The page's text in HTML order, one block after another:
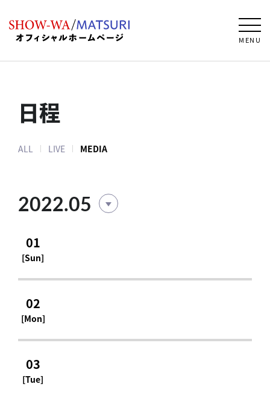
MENU
日程
ALL LIVE MEDIA
2022.05
01
[Sun]
02
[Mon]
03
[Tue]